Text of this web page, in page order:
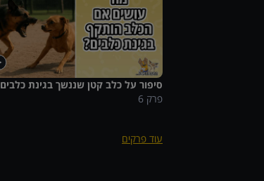
סיפור על כלב קטן שננשך בגינת כלבים
פרק 6
עוד פרקים